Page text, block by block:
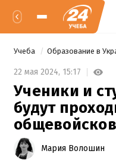
Учеба Образование в
22 мая 2024, 15:17
Ученики и
будут
Мария Волошин